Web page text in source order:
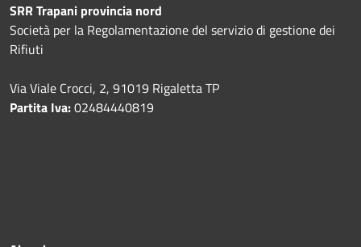
SRR Trapani provincia nord
Società per la Regolamentazione del servizio di gestione dei
Rifiuti
Via Viale Crocci, 2, 91019 Rigaletta TP
Partita Iva:02484440819